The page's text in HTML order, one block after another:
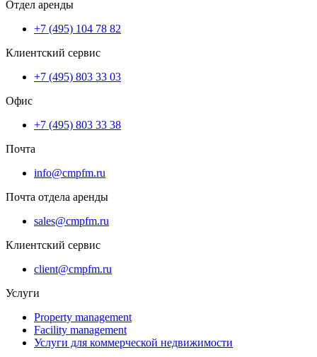
Отдел аренды
+7 (495) 104 78 82
Клиентский сервис
+7 (495) 803 33 03
Офис
+7 (495) 803 33 38
Почта
info@cmpfm.ru
Почта отдела аренды
sales@cmpfm.ru
Клиентский сервис
client@cmpfm.ru
Услуги
Property management
Facility management
Услуги для коммерческой недвижимости